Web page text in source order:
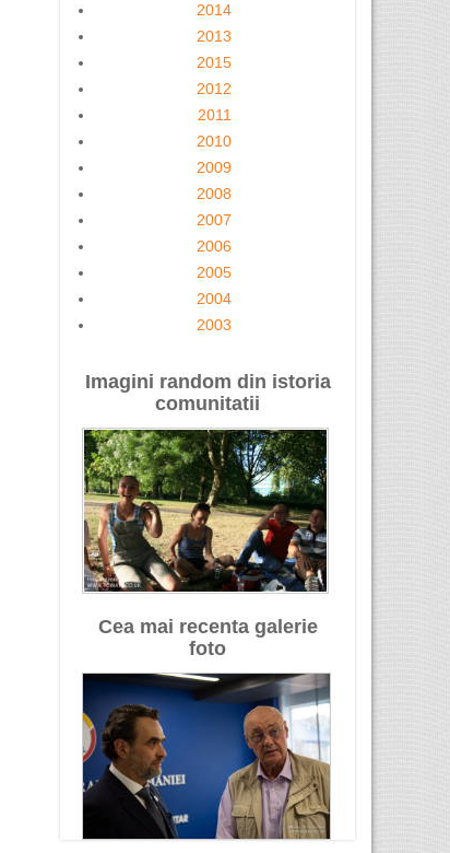
2014
2013
2015
2012
2011
2010
2009
2008
2007
2006
2005
2004
2003
Imagini random din istoria
comunitatii
Cea mai recenta galerie
foto